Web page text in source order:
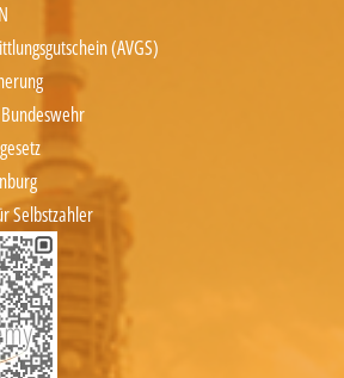
(AVGS)
Selbstzahler